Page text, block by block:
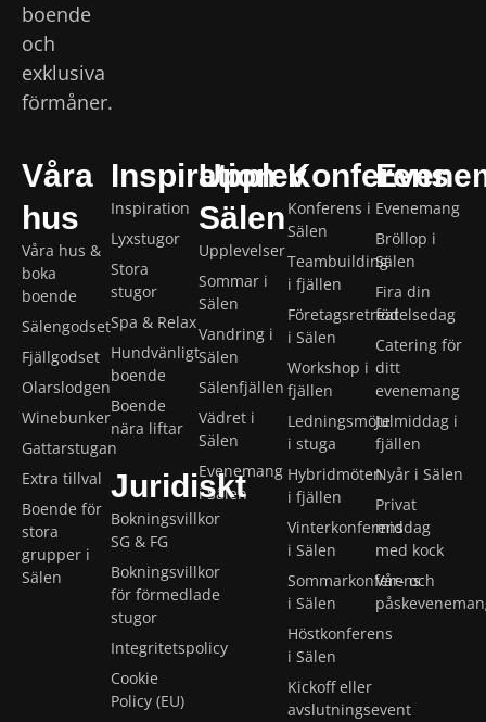
boende
och
exklusiva
förmåner.
Våra
hus
Våra hus &
boka
boende
Sälengodset
Fjällgodset
Olarslodgen
Winebunker
Gattarstugan
Extra tillval
Boende för
stora
grupper i
Sälen
Inspiration
Inspiration
Lyxstugor
Stora
stugor
Spa & Relax
Hundvänligt
boende
Boende
nära liftar
Juridiskt
Bokningsvillkor
SG & FG
Bokningsvillkor
för förmedlade
stugor
Integritetspolicy
Cookie
Policy (EU)
Upplev
Sälen
Upplevelser
Sommar i
Sälen
Vandring i
Sälen
Sälenfjällen
Vädret i
Sälen
Evenemang
i Sälen
Konferens
Konferens i
Sälen
Teambuilding
i fjällen
Företagsretreat
i Sälen
Workshop i
fjällen
Ledningsmöte
i stuga
Hybridmöten
i fjällen
Vinterkonferens
i Sälen
Sommarkonferens
i Sälen
Höstkonferens
i Sälen
Kickoff eller
avslutningsevent
Evenemang
Bröllop i
Sälen
Fira din
födelsedag
Catering för
ditt
evenemang
Julmiddag i
fjällen
Nyår i Sälen
Privat
middag
med kock
Vår- och